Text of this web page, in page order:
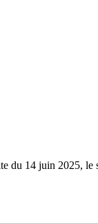
14 juin 2025, le